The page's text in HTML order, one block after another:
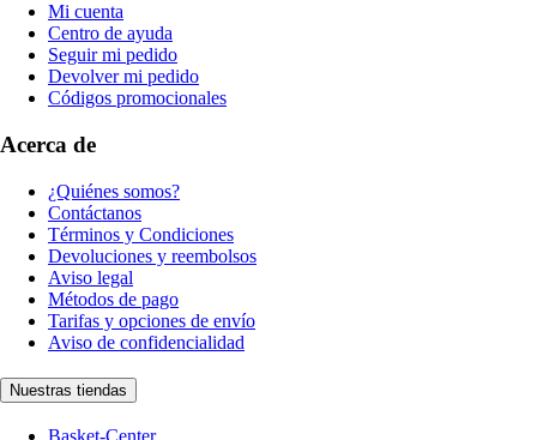
Mi cuenta
Centro de ayuda
Seguir mi pedido
Devolver mi pedido
Códigos promocionales
Acerca de
¿Quiénes somos?
Contáctanos
Términos y Condiciones
Devoluciones y reembolsos
Aviso legal
Métodos de pago
Tarifas y opciones de envío
Aviso de confidencialidad
Nuestras tiendas